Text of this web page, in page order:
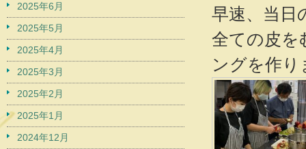
早速、当日
全ての皮を
ングを作り
2025年6月
2025年5月
2025年4月
2025年3月
2025年2月
2025年1月
2024年12月